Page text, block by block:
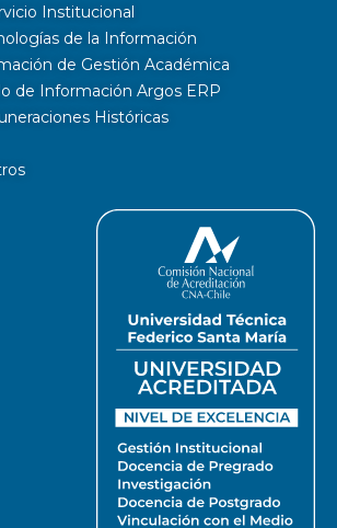
Institucional
de la Información
de Gestión Académica
de Información Argos ERP
Históricas